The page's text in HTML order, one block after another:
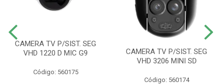
CAMERA TV P/SIST. SEG
VHD 1220 D MIC G9
Código: 560175
CAMERA TV P/SIST. SEG
VHD 3206 MINI SD
Código: 560174